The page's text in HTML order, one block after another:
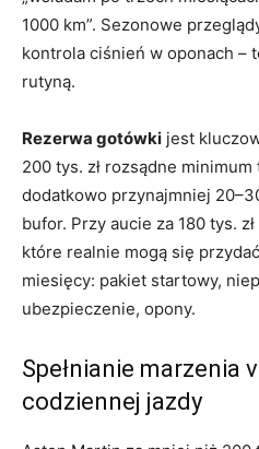
1000 km”. Sezonowe
kontrola ciśnień w oponach –
rutyną.
Rezerwa gotówki jest
200 tys. zł rozsądne
dodatkowo przynajmniej
bufor. Przy aucie za 180 tys.
które realnie mogą się
miesięcy: pakiet startowy,
ubezpieczenie, opony.
Spełnianie marzenia
codziennej jazdy